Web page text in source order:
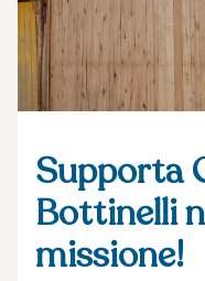
Supporta
Bottinelli
missione!